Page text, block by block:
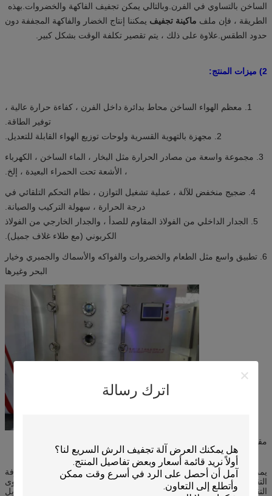
اترك رسالة
الساخن بالتساوي في الفرن.وبالتالي يمكن تجفيف الفاكهة والخضروات. بهذه
الطريقة ، فإن ملف ماكينة تجفيف يمكننا إنتاج الخضار والفاكهة المجففة دون
حدود الطقس.علاوة على ذلك ، يتم تقصير تكلفة الوقت بشكل كبير.
2) ميزات المنتج:
1. معظم الهواء الساخن محاط بدائرة داخل الفرن ، كفاءة حرارة عالية ،
توفير الطاقة.
2. مجهزة بالتهوية القسرية ولوحات توزيع الهواء القابلة للتعديل.
3. مجموعة واسعة من مصادر الحرارة مثل البخار ، الماء الساخن ، الكهرباء
، الأشعة تحت الحمراء البعيدة ، إلخ.
4. ضجيج منخفض للآلة ، عملية تشغيل التوازن ، نظام التحكم التلقائي في
درجة الحرارة ، سهولة التركيب والصيانة.
5. الجدار الداخلي من الفولاذ المقاوم للصدأ ، والجدار الخارجي من الفولاذ
الكربوني (مع طلاء غلاف جميل).
6. تطبيق واسع مثل الطعام والخضروات والفواكه والأسماك والجمبري وخيار
البحر وغيرها
مقدمة
يمر بخار الهواء عبر سطح المواد الخام فقط في مجفف الغرفة
التقليدي.العيب هو أن معامل المواد الخام فقط في مجفف غرفة المستوى
التقليدي.العيب هو أن معامل انتقال الحرارة منخفض ، ووقت التجفيف طويل